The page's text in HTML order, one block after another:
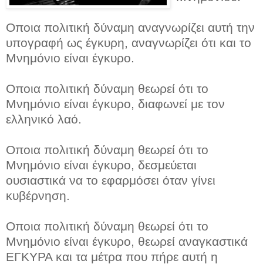
Οποια πολιτική δύναμη αναγνωρίζει αυτή την
υπογραφή ως έγκυρη, αναγνωρίζει ότι και το
Μνημόνιο είναι έγκυρο.
Οποια πολιτική δύναμη θεωρεί ότι το
Μνημόνιο είναι έγκυρο, διαφωνεί με τον
ελληνικό λαό.
Οποια πολιτική δύναμη θεωρεί ότι το
Μνημόνιο είναι έγκυρο, δεσμεύεται
ουσιαστικά να το εφαρμόσει όταν γίνει
κυβέρνηση.
Οποια πολιτική δύναμη θεωρεί ότι το
Μνημόνιο είναι έγκυρο, θεωρεί αναγκαστικά
ΕΓΚΥΡΑ και τα μέτρα που πήρε αυτή η